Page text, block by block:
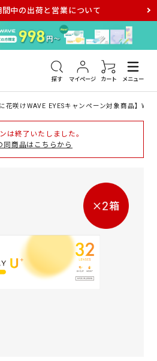
中の出荷と営業について
探す マイページ カート メニュー
ー メダリスト メガネ
花咲けWAVE EYESキャンペーン対象商品】
は終了いたしました。
同商品はこちらから